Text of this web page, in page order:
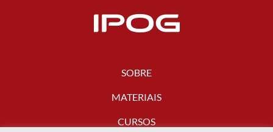
SOBRE
MATERIAIS
CURSOS